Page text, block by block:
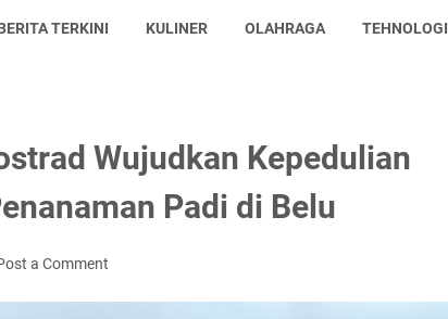
TERKINI KULINER OLAHRAGA TEHNOLOGI
Wujudkan Kepedulian
Padi di Belu
a Comment